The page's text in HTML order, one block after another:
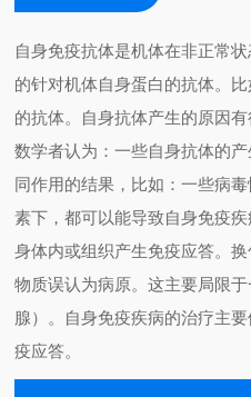
自身免疫抗体是机体在非正常
的针对机体自身蛋白的抗体。
的抗体。自身抗体产生的原因
数学者认为：一些自身抗体的
同作用的结果，比如：一些病
素下，都可以能导致自身免疫
身体内或组织产生免疫应答。
物质误认为病原。这主要局限
腺）。自身免疫疾病的治疗主
疫应答。